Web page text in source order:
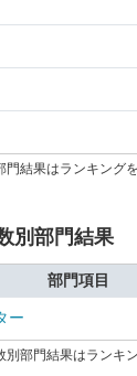
結果はランキング
別部門結果
部門項目
ー
部門結果はランキ